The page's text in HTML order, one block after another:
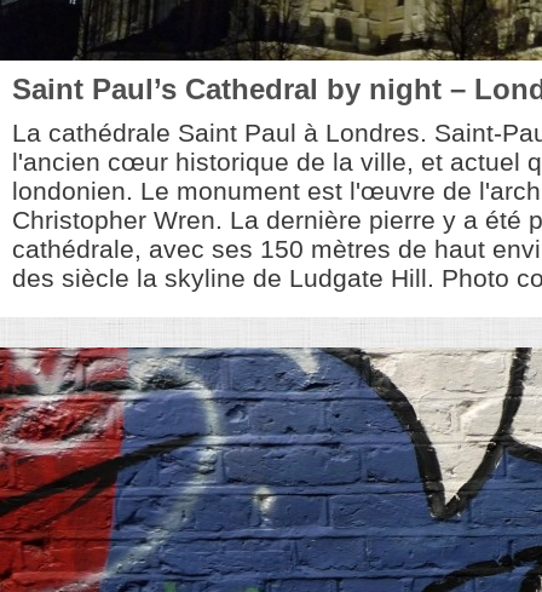
Saint Paul’s Cathedral by night –
La cathédrale Saint Paul à Londres. Saint-
l'ancien cœur historique de la ville, et actuel
londonien. Le monument est l'œuvre de
Christopher Wren. La dernière pierre y a été
cathédrale, avec ses 150 mètres de haut
des siècle la skyline de Ludgate Hill. Photo